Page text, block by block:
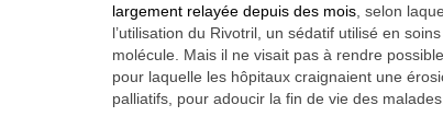
largement relayée depuis des mois , selon
l’utilisation du Rivotril, un sédatif utilisé en
molécule. Mais il ne visait pas à rendre
pour laquelle les hôpitaux craignaient une
palliatifs, pour adoucir la fin de vie des malades.